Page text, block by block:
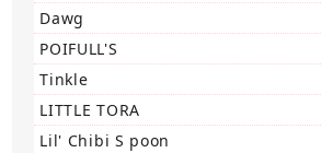
Dawg
POIFULL'S
Tinkle
LITTLE TORA
Lil' Chibi S poon